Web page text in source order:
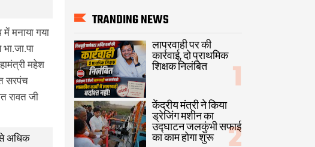
मनाया गया
महेश
सरपंच
रावत जी
से अधिक
TRANDING NEWS
लापरवाही पर की
कार्रवाई, दो प्राथमिक
शिक्षक निलंबित
केंद्रीय मंत्री ने किया
ड्रेजिंग मशीन का
उद्घाटन जलकुंभी सफाई
का काम होगा शुरू